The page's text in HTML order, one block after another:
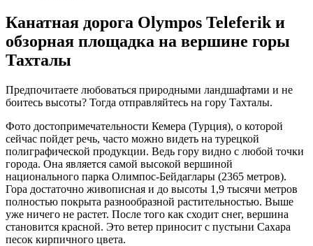
Канатная дорога Olympos Teleferik и
обзорная площадка на вершине горы
Тахталы
Предпочитаете любоваться природными ландшафтами и не
боитесь высоты? Тогда отправляйтесь на гору Тахталы.
Фото достопримечательности Кемера (Турция), о которой
сейчас пойдет речь, часто можно видеть на турецкой
полиграфической продукции. Ведь гору видно с любой точки
города. Она является самой высокой вершиной
национального парка Олимпос-Бейдаглары (2365 метров).
Гора достаточно живописная и до высоты 1,9 тысячи метров
полностью покрыта разнообразной растительностью. Выше
уже ничего не растет. После того как сходит снег, вершина
становится красной. Это ветер приносит с пустыни Сахара
песок кирпичного цвета.